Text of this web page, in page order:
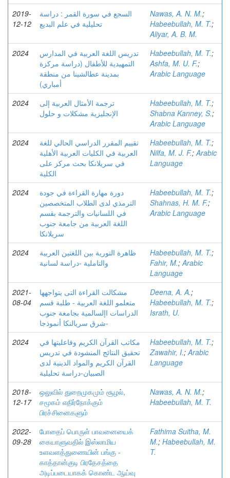
2019-
12-12
السجع في سورة القمر : دراسة
تحليلية في علم البديع
Nawas, A. N. M.;
Habeebullah, M. T.;
Aliyar, A. B. M.
2024
تدريس اللغة العربية في المدارس
التمهيدية للأطفال (دراسة مركزة
بمدينة عطالشينا من منطقة
أمباري)
Habeebullah, M. T.;
Ashfa, M. U. F.;
Arabic Language
2024
ترجمة الأمثال العربية إلى
الإنجليزية مشکلات و حلول
Habeebullah, M. T.;
Shabna Kanney, S.;
Arabic Language
2024
تقييم المقرر الدراسي الحالي للغة
العربية في الكليات العربية الأهلية
في سريلانكا بحث مركز على
الكلية
Habeebullah, M. T.;
Nilfa, M. J. F.;Arabic
Language
2024
دورة مهارة القراءة في جودة
الترمذي لدى الطلاب المتخصصين
في اللسانيات والترجمة بقسم
اللغة العربية من جامعة جنوب
سريلانكا
Habeebullah, M. T.;
Shahnas, H. M. F.;
Arabic Language
2024
ظاهرة التورية بين اللغتين العربية
والتاملية -دراسة لسانية
Habeebullah, M. T.;
Fahir, M.;Arabic
Language
2021-
08-04
مشكالت القراءة التى يتواجهها
متعلمو اللغة العربية - طلبة قسم
الدراسات اإلسالمية بجامعة جنوب
شرق سريالنكا أنموذجا-
Deena, A. A.;
Habeebullah, M. T.;
Israth, U.
2024
مكاتب القرآن الكريم وفاعليتها في
تحقيق النتائج المنشودة في تدريس
القرآن الكريم والمواد الدينية لدى
الصبيان-دراسة تحليلية
Habeebullah, M. T.;
Zawahir, I.;Arabic
Language
2018-
12-17
ஒலுவில் துறைமுகமும் சூழல்,
சமூகம் எதிர்நோக்கும்
பிரச்சினைகளும்
Nawas, A. N. M.;
Habeebullah, M. T.
2022-
09-28
போதைப் பொருள் பாவனையைக்
கையாளுவதில் இஸ்லாமிய
உளவளத்துணையின் பங்கு -
காத்தான்குடி பிரதேசத்தை
அடிப்படையாகக் கொண்ட ஆய்வு
Fathima Suitha, M.
M.; Habeebullah, M.
T.